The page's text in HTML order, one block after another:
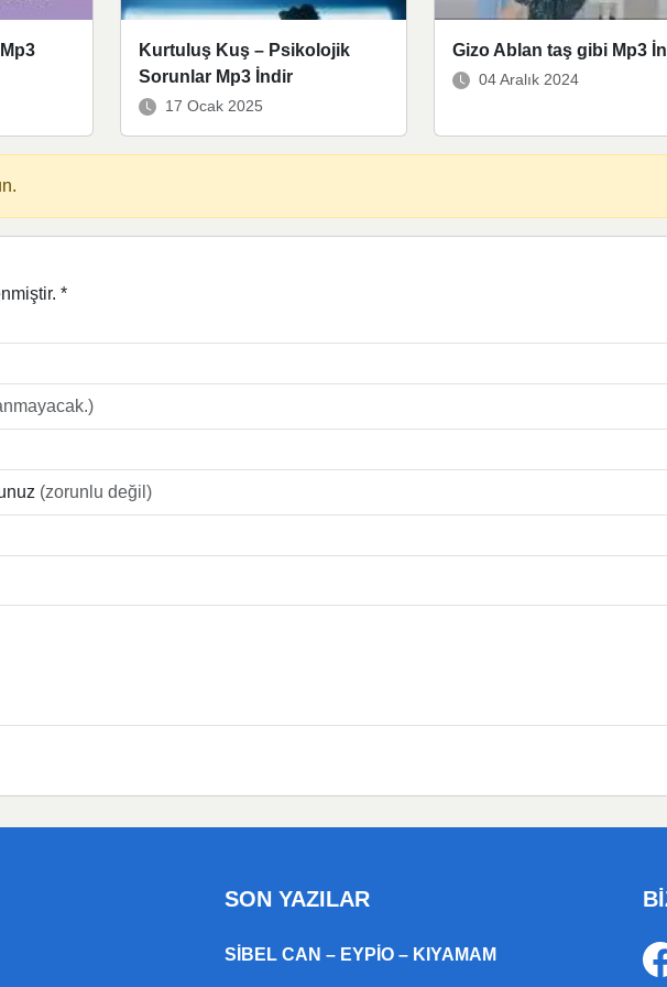
Kurtuluş Kuş – Psikolojik
Sorunlar Mp3 İndir
17 Ocak 2025
Gizo Ablan taş gibi Mp3
04 Aralık 2024
*
(zorunlu değil)
SON YAZILAR
SIBEL CAN – EYPIO – KIYAMAM